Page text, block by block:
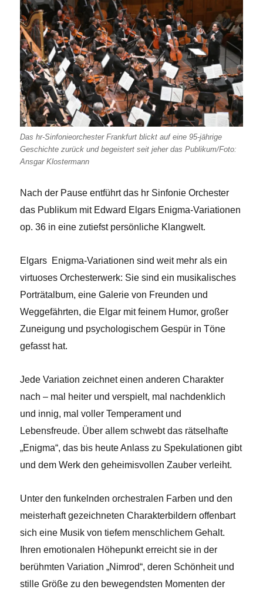
Das hr-Sinfonieorchester Frankfurt blickt auf eine 95-jährige
Geschichte zurück und begeistert seit jeher das Publikum/Foto:
Ansgar Klostermann
Nach der Pause entführt das hr Sinfonie Orchester
das Publikum mit Edward Elgars Enigma-Variationen
op. 36 in eine zutiefst persönliche Klangwelt.
Elgars Enigma-Variationen sind weit mehr als ein
virtuoses Orchesterwerk: Sie sind ein musikalisches
Porträtalbum, eine Galerie von Freunden und
Weggefährten, die Elgar mit feinem Humor, großer
Zuneigung und psychologischem Gespür in Töne
gefasst hat.
Jede Variation zeichnet einen anderen Charakter
nach – mal heiter und verspielt, mal nachdenklich
und innig, mal voller Temperament und
Lebensfreude. Über allem schwebt das rätselhafte
„Enigma“, das bis heute Anlass zu Spekulationen gibt
und dem Werk den geheimisvollen Zauber verleiht.
Unter den funkelnden orchestralen Farben und den
meisterhaft gezeichneten Charakterbildern offenbart
sich eine Musik von tiefem menschlichem Gehalt.
Ihren emotionalen Höhepunkt erreicht sie in der
berühmten Variation „Nimrod“, deren Schönheit und
stille Größe zu den bewegendsten Momenten der